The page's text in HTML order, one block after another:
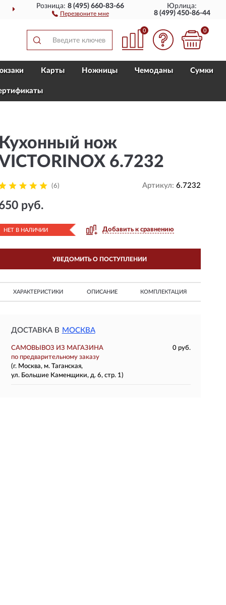
ПОЛНЫЙ
Розница:8 (495) 660-83-66
Перезвоните мне
Юрлица:
8 (499) 450-86-44
0 0
Карты Ножницы Чемоданы Сумки
Кухонный нож
6.7232
(6) Артикул: 6.7232
руб.
НЕТ В НАЛИЧИИ Добавить к сравнению
УВЕДОМИТЬ О ПОСТУПЛЕНИИ
ХАРАКТЕРИСТИКИ ОПИСАНИЕ КОМПЛЕКТАЦИЯ
ДОСТАВКА В МОСКВА
САМОВЫВОЗ ИЗ МАГАЗИНА
0 руб.
по предварительному заказу
(г. Москва, м. Таганская,
ул. Большие Каменщики, д. 6, стр. 1)